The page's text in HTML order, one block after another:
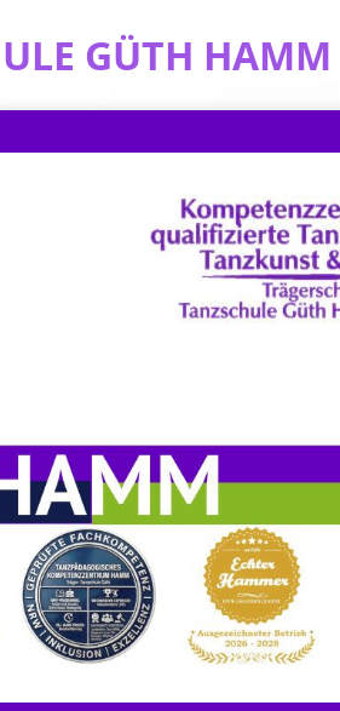
GÜTH HAMM